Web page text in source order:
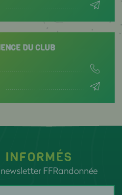
DU CLUB
INFORMÉS
FFRandonnée